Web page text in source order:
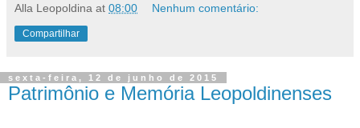
Alla Leopoldina at 08:00 Nenhum comentário:
Compartilhar
sexta-feira, 12 de junho de 2015
Patrimônio e Memória Leopoldinenses